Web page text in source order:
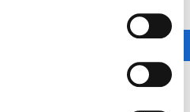
LOKALIZACJI